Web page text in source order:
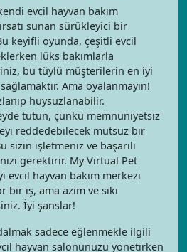
evcil hayvan bakım
sunan sürükleyici bir
keyifli oyunda, çeşitli evcil
lüks bakımlarla
bu tüylü müşterilerin en iyi
Ama oyalanmayın!
huysuzlanabilir.
tutun, çünkü memnuniyetsiz
reddedebilecek mutsuz bir
sizin işletmeniz ve başarılı
gerektirir. My Virtual Pet
evcil hayvan bakım merkezi
bir iş, ama azim ve sıkı
İyi şanslar!
sadece eğlenmekle ilgili
hayvan salonunuzu yönetirken